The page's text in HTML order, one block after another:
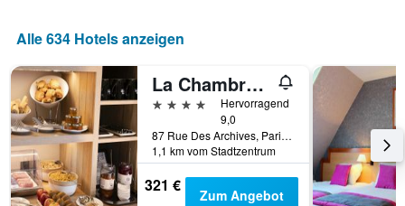
Alle 634 Hotels anzeigen
La Chambre du Marais
4 Sterne
Hervorragend
9,0
87 Rue Des Archives, Paris, Frankreich
1,1 km vom Stadtzentrum
321 € Zum Angebot